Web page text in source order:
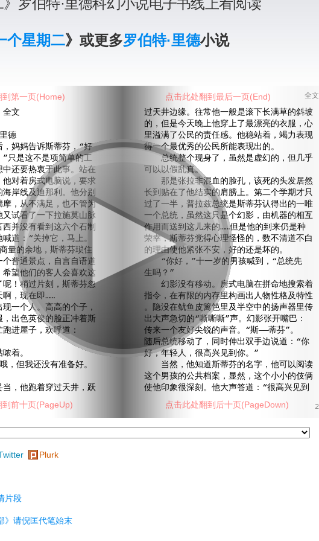
》罗伯特·里德科幻小说电子书线上看阅读
个星期二》或更多罗伯特·里德小说
全文
德
妈妈告诉斯蒂芬，“好
只是这不是项简单的工
还要热衷于此事。站在
对着房式电脑说，要求
岸线及迪那利。他分别
，从不满足，也不管为
试看了一下拉施莫山脉
西并没有看到这六个石制
道：“关掉它，马上。
量的余地，斯蒂芬琐住
普通景点，自言自语道
望他们的客人会喜欢这
呢！稍过片刻，斯蒂芬忽
啊，现在即……
个人。高高的个子，
出色英俊的脸正冲着斯
进屋子，欢呼道：
着。
但我还没有准备好。
，他跑着穿过天井，跃
过天井边缘。往常他一般是滚下长满草的斜坡
的，但是今天晚上他穿上了最漂亮的衣服，心
里溢满了公民的责任感。他稳站着，竭力表现
得一个最优秀的公民所能表现出的。
总统整个现身了，虽然是虚幻的，但几乎
可以以假乱真。
那是张拉非混血的脸孔，该死的头发居然
长到贴在了他结实的肩膀上。第二个学期才只
过了一半，普拉兹总统是斯蒂芬认得出的一唯
一个总统，虽然这只是个幻影，由机器的相互
作用而送到这儿来的……但是他的到来仍是种
荣幸，斯蒂芬党得心理怪怪的，数不清道不白
的理由使他紧张不安，好的还是坏的。
“你好，”十一岁的男孩喊到，“总统先
生吗？”
幻影没有移动。房式电脑在拼命地搜索着
指令，在有限的内存里构画出人物性格及特性
。隐没在鱿鱼皮篱笆里及半空中的扬声器里传
出大声急切的“嘶嘶嘶”声。幻影张开嘴巴：
传来一个友好尖锐的声音。“斯——蒂芬”。
随后总统移动了，同时伸出双手边说道：“你
好，年轻人，很高兴见到你。”
当然，他知道斯蒂芬的名字，他可以阅读
这个男孩的公共档案，显然，这个小小的伎俩
使他印象很深刻。他大声答道：“很高兴见到
2
Plurk
第一页(Home) 点击此处翻到最后一页(End)
到前十页(PageUp) 点击此处翻到后十页(PageDown)
片段
》请倪匡代笔始末